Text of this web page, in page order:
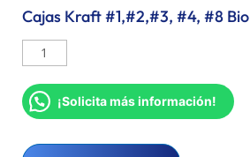
Cajas Kraft #1,#2,#3, #4, #8 Bio
¡Solicita más información!